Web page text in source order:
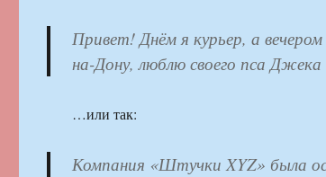
Привет! Днём я курьер, а
на-Дону, люблю своего пса
…или так:
Компания «Штучки XYZ» была